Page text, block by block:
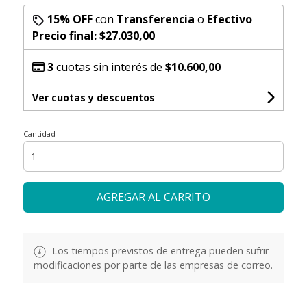
15% OFFcon Transferencia o Efectivo
Precio final:$27.030,00
3cuotas sin interés de $10.600,00
Ver cuotas y descuentos
Cantidad
AGREGAR AL CARRITO
Los tiempos previstos de entrega pueden sufrir
modificaciones por parte de las empresas de correo.